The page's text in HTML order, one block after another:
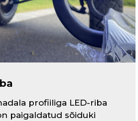
profiiliga LED-riba
paigaldatud sõiduki